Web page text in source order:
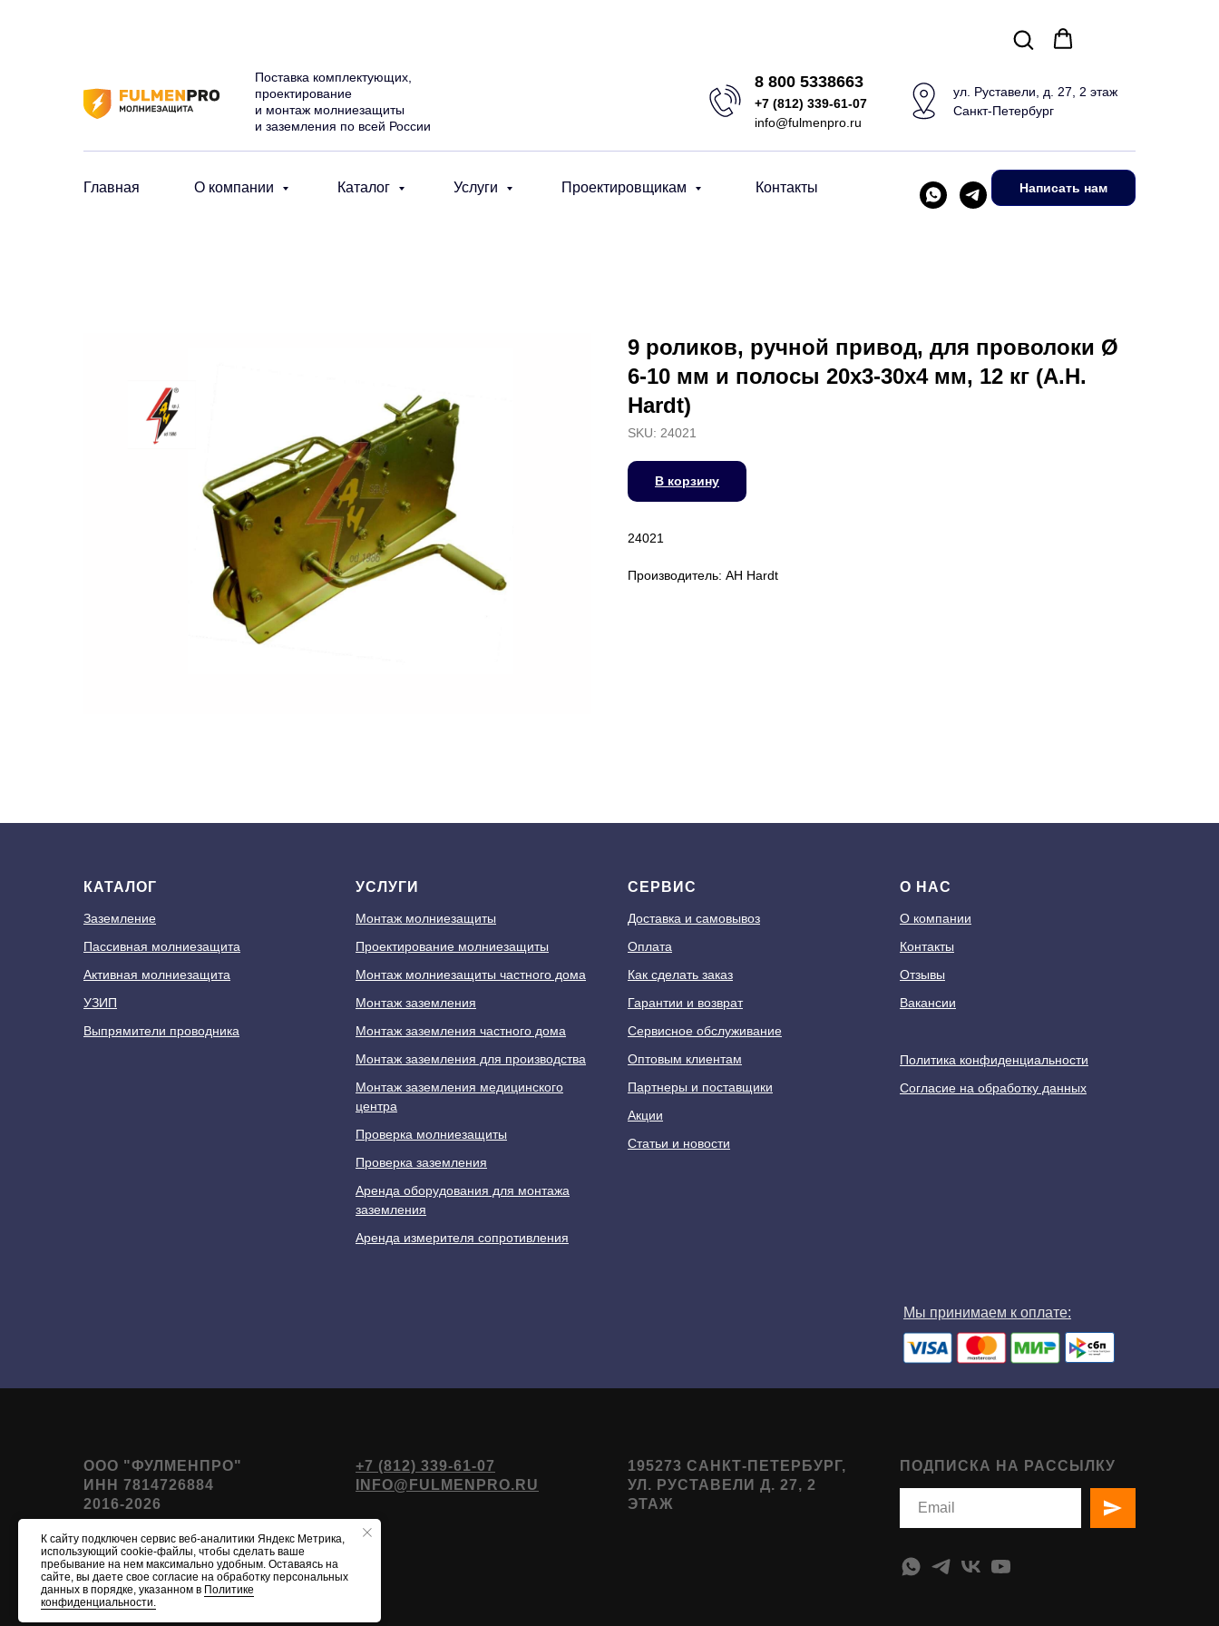
Поставка комплектующих,
проектирование
и монтаж молниезащиты
и заземления по всей России
8 800 5338663
+7 (812) 339-61-07
info@fulmenpro.ru
ул. Руставели, д. 27, 2 этаж
Санкт-Петербург
Главная О компании Каталог Услуги Проектировщикам Контакты Написать нам
К сайту подключен сервис веб-аналитики Яндекс Метрика,
использующий cookie-файлы, чтобы сделать ваше
пребывание на нем максимально удобным. Оставаясь на
сайте, вы даете свое согласие на обработку персональных
данных в порядке, указанном в Политике
конфиденциальности.
9 роликов, ручной привод, для проволоки Ø
6-10 мм и полосы 20x3-30x4 мм, 12 кг (A.H.
Hardt)
SKU: 24021
В корзину
24021
Производитель: AH Hardt
КАТАЛОГ
Заземление
Пассивная молниезащита
Активная молниезащита
УЗИП
Выпрямители проводника
УСЛУГИ
Монтаж молниезащиты
Проектирование молниезащиты
Монтаж молниезащиты частного дома
Монтаж заземления
Монтаж заземления частного дома
Монтаж заземления для производства
Монтаж заземления медицинского
центра
Проверка молниезащиты
Проверка заземления
Аренда оборудования для монтажа
заземления
Аренда измерителя сопротивления
СЕРВИС
Доставка и самовывоз
Оплата
Как сделать заказ
Гарантии и возврат
Сервисное обслуживание
Оптовым клиентам
Партнеры и поставщики
Акции
Статьи и новости
О НАС
О компании
Контакты
Отзывы
Вакансии
Политика конфиденциальности
Согласие на обработку данных
Мы принимаем к оплате:
ООО "ФУЛМЕНПРО"
ИНН 7814726884
2016-2026
+7 (812) 339-61-07
INFO@FULMENPRO.RU
195273 САНКТ-ПЕТЕРБУРГ,
УЛ. РУСТАВЕЛИ Д. 27, 2
ЭТАЖ
ПОДПИСКА НА РАССЫЛКУ